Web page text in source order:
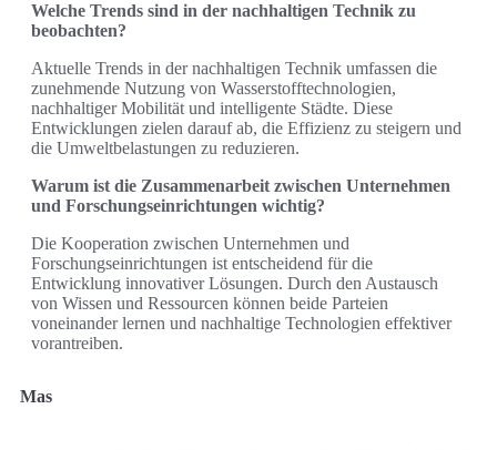
Welche Trends sind in der nachhaltigen Technik zu
beobachten?
Aktuelle Trends in der nachhaltigen Technik umfassen die
zunehmende Nutzung von Wasserstofftechnologien,
nachhaltiger Mobilität und intelligente Städte. Diese
Entwicklungen zielen darauf ab, die Effizienz zu steigern und
die Umweltbelastungen zu reduzieren.
Warum ist die Zusammenarbeit zwischen Unternehmen
und Forschungseinrichtungen wichtig?
Die Kooperation zwischen Unternehmen und
Forschungseinrichtungen ist entscheidend für die
Entwicklung innovativer Lösungen. Durch den Austausch
von Wissen und Ressourcen können beide Parteien
voneinander lernen und nachhaltige Technologien effektiver
vorantreiben.
Mas